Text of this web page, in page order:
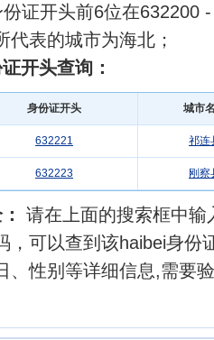
证开头前6位在632200
表的城市为海北；
开头查询：
身份证开头 城市
632221 祁连
632223 刚察
请在上面的搜索框中
，可以查到该haibei身份
、性别等详细信息,需要